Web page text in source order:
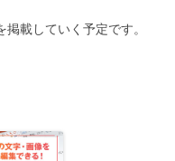
掲載していく予定です。